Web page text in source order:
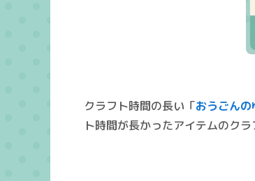
クラフト時間の長い「おうごんの
ト時間が長かったアイテムのクラ